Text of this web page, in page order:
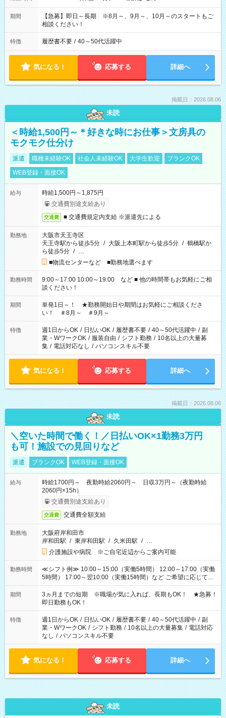
期間
【急募】即日～長期 ※8月～、9月～、10月～のスタートもご
相談ください！
特徴 履歴書不要 / 40～50代活躍中
気になる！ 応募する 詳細へ
掲載日：2026.08.06
未読
＜時給1,500円～＊好きな時にお仕事＞文房具の
モクモク仕分け
派遣 職種未経験OK 社会人未経験OK 大学生歓迎
ブランクOK
WEB登録・面接OK
給与
時給1,500円～1,875円
交通費別途支給あり
交通費 ■ 交通費規定内支給 ※派遣先による
勤務地
大阪市天王寺区
天王寺駅から徒歩5分 / 大阪上本町駅から徒歩5分 / 鶴橋駅か
ら徒歩5分 / …
■物流センターなど ■勤務地選べます
勤務時間
9:00～17:00 10:00～19:00 など ■ 他の時間帯もお気軽にご相
談ください！
期間
単発1日～！ ★勤務開始日や期間はお気軽にご相談くださ
い！ ＃8月～ ＃9月～
特徴 週1日からOK / 日払いOK / 履歴書不要 / 40～50代活躍中 / 副
業・WワークOK / 服装自由 / シフト勤務 / 10名以上の大量募
集 / 電話対応なし / パソコンスキル不要
気になる！ 応募する 詳細へ
掲載日：2026.08.06
未読
＼空いた時間で働く！／日払いOK×1勤務3万円
も可！施設での見回りなど
派遣 ブランクOK WEB登録・面接OK
給与
時給1700円～ 夜勤時給2060円～ 日収3万円～（夜勤時給
2060円×15h）
交通費別途支給あり
交通費 交通費全額支給
勤務地
大阪府岸和田市
岸和田駅 / 東岸和田駅 / 久米田駅 / …
介護施設や病院 ※ご自宅近辺からご案内可能
勤務時間
≪シフト例≫ 10:00～15:00（実働5時間） 12:00～17:00（実働
5時間） 17:00～翌10:00（実働15時間）など ご希望に応じて、
働く時間は調整できます！ お気軽に担当へ相談ください！
期間
3ヵ月までの短期 ※職場が気に入れば、長期もOK！ ★急募！
即日勤務もOK！
特徴 週1日からOK / 日払いOK / 履歴書不要 / 40～50代活躍中 / 副
業・WワークOK / シフト勤務 / 10名以上の大量募集 / 電話対応
なし / パソコンスキル不要
気になる！ 応募する 詳細へ
未読